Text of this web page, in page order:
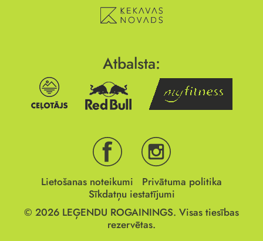
Atbalsta:
Lietošanas noteikumi
Privātuma politika
Sīkdatņu iestatījumi
© 2026 LEĢENDU ROGAININGS. Visas tiesības
rezervētas.